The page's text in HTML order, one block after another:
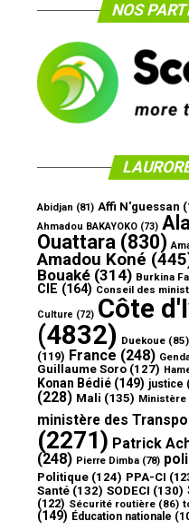
NOS
Abidjan (81) Affi N'guessan
Ahmadou BAKAYOKO (73)
Ouattara (830)
Amadou Koné
Bouaké (314) Burkina
CIE (164) Conseil des
Culture (72) Côte
(4832) Duekoue (85)
(119) France (248)
Guillaume Soro (127)
Konan Bédié (149) justice
(228) Mali (135) Ministère
ministère des
(2271) Patrick
(248) Pierre Dimba (78)
Politique (124) PPA-CI
Santé (132) SODECI (130)
(122) Sécurité routière (86)
(149) Éducation nationale